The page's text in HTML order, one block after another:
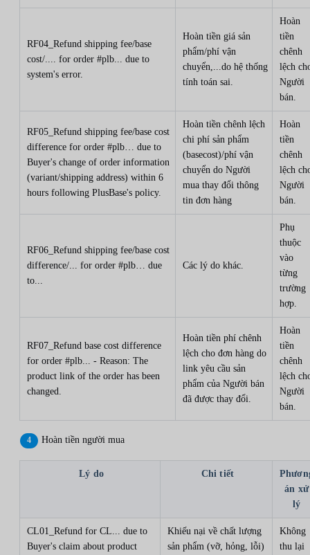
RF04_Refund shipping fee/base
cost/.... for order #plb... due to
system's error.
Hoàn tiền giá sản
phẩm/phí vận
chuyển,...do hệ thống
tính toán sai.
Hoàn
tiền
chênh
lệch
Người
bán.
RF05_Refund shipping fee/base cost
difference for order #plb… due to
Buyer's change of order information
(variant/shipping address) within 6
hours following PlusBase's policy.
Hoàn tiền chênh lệch
chi phí sản phẩm
(basecost)/phí vận
chuyển do Người
mua thay đổi thông
tin đơn hàng
Hoàn
tiền
chênh
lệch
Người
bán.
RF06_Refund shipping fee/base cost
difference/... for order #plb… due
to...
Các lý do khác.
Phụ
thuộc
vào
từng
trường
hợp.
RF07_Refund base cost difference
for order #plb... - Reason: The
product link of the order has been
changed.
Hoàn tiền phí chênh
lệch cho đơn hàng do
link yêu cầu sản
phẩm của Người bán
đã được thay đổi.
Hoàn
tiền
chênh
lệch
Người
bán.
Hoàn tiền người mua
Lý do Chi tiết
án xử
lý
CL01_Refund for CL... due to
Buyer's claim about product
Khiếu nại về chất lượng
sản phẩm (vỡ, hỏng, lỗi)
Không
thu lại